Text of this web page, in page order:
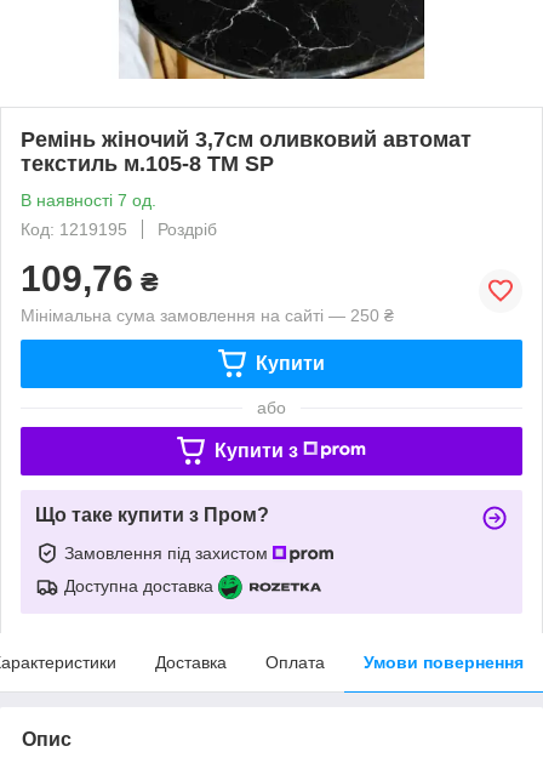
Ремінь жіночий 3,7см оливковий автомат
текстиль м.105-8 ТМ SP
В наявності 7 од.
Код: 1219195
Роздріб
109,76 ₴
Мінімальна сума замовлення на сайті — 250 ₴
Купити
або
Купити з
Що таке купити з Пром?
Замовлення під захистом
Доступна доставка
Доставка Оплата Умови повернення
Опис